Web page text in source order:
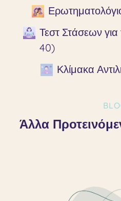
Τεστ Στάσεων
40)
Κλίμακα
Άλλα